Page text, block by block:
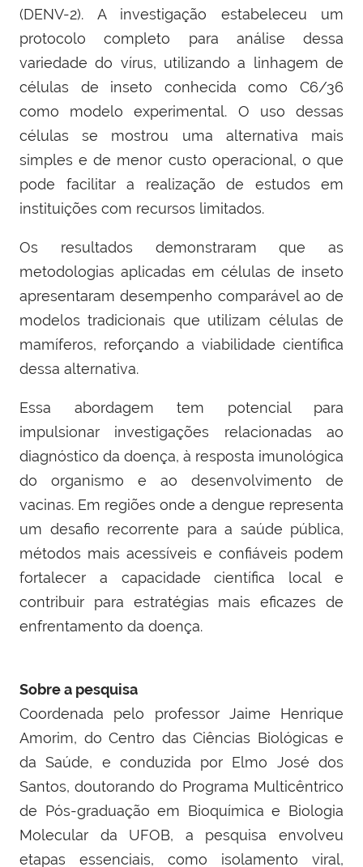
(DENV-2). A investigação estabeleceu um
protocolo completo para análise dessa
variedade do vírus, utilizando a linhagem de
células de inseto conhecida como C6/36
como modelo experimental. O uso dessas
células se mostrou uma alternativa mais
simples e de menor custo operacional, o que
pode facilitar a realização de estudos em
instituições com recursos limitados.
Os resultados demonstraram que as
metodologias aplicadas em células de inseto
apresentaram desempenho comparável ao de
modelos tradicionais que utilizam células de
mamíferos, reforçando a viabilidade científica
dessa alternativa.
Essa abordagem tem potencial para
impulsionar investigações relacionadas ao
diagnóstico da doença, à resposta imunológica
do organismo e ao desenvolvimento de
vacinas. Em regiões onde a dengue representa
um desafio recorrente para a saúde pública,
métodos mais acessíveis e confiáveis podem
fortalecer a capacidade científica local e
contribuir para estratégias mais eficazes de
enfrentamento da doença.
Sobre a pesquisa
Coordenada pelo professor Jaime Henrique
Amorim, do Centro das Ciências Biológicas e
da Saúde, e conduzida por Elmo José dos
Santos, doutorando do Programa Multicêntrico
de Pós-graduação em Bioquímica e Biologia
Molecular da UFOB, a pesquisa envolveu
etapas essenciais, como isolamento viral,